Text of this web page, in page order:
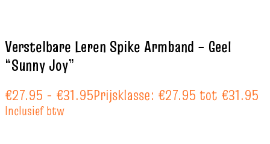
Verstelbare Leren Spike Armband – Geel
“Sunny Joy”
€27.95 - €31.95Prijsklasse: €27.95 tot €31.95
Inclusief btw